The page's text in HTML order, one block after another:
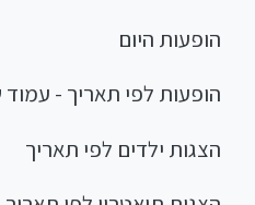
הופעות היום
הופעות לפי תאריך -
הצגות ילדים לפי תאריך